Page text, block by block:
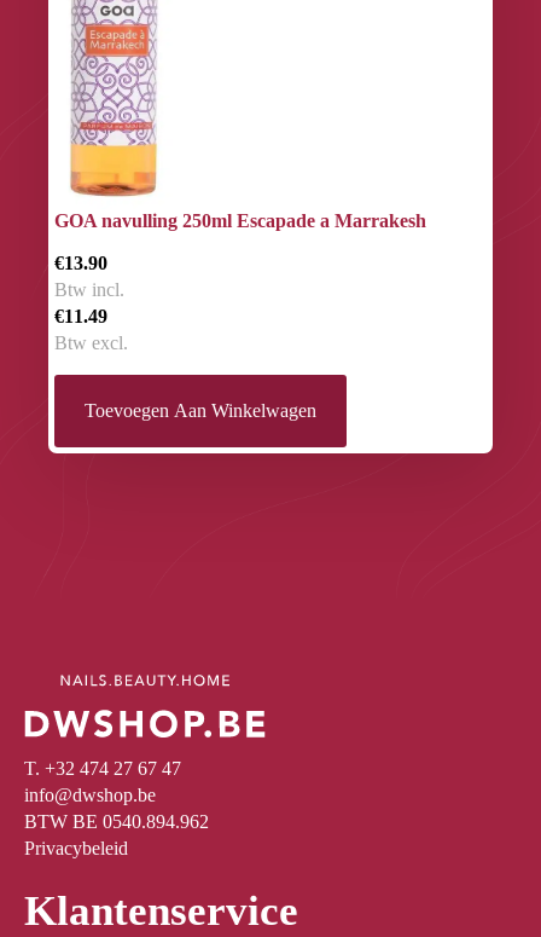
GOA navulling 250ml Escapade a Marrakesh
€13.90
Btw incl.
€11.49
Btw excl.
Toevoegen Aan Winkelwagen
T. +32 474 27 67 47
info@dwshop.be
BTW BE 0540.894.962
Privacybeleid
Klantenservice